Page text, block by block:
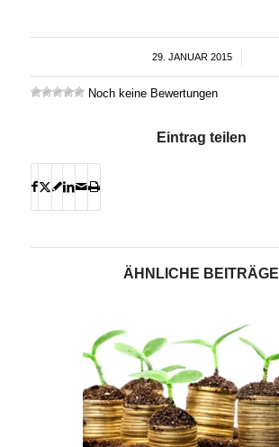
29. JANUAR 2015
/
Noch keine Bewertungen
Eintrag teilen
ÄHNLICHE BEITRÄGE